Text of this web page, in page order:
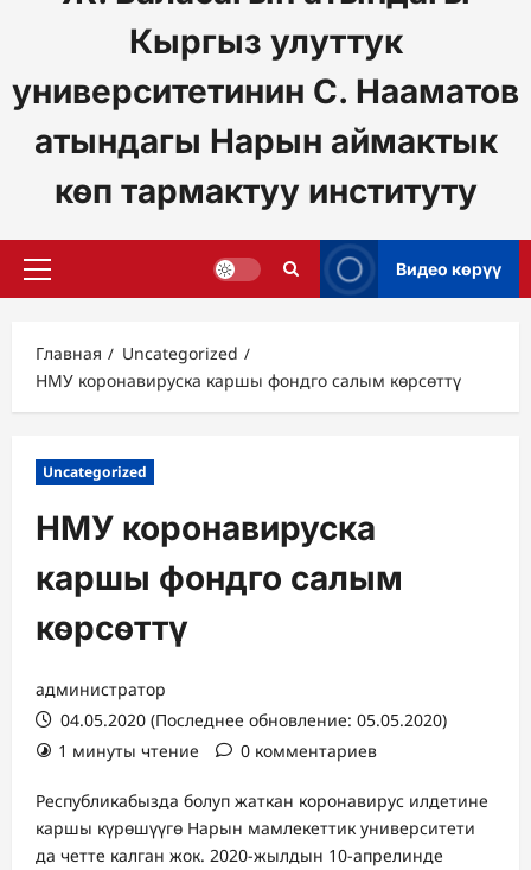
Кыргыз улуттук
университетинин С. Нааматов
атындагы Нарын аймактык
көп тармактуу институту
Основное
Видео көрүү
Главная
Uncategorized
НМУ коронавируска каршы фондго салым көрсөттү
Uncategorized
НМУ коронавируска
каршы фондго салым
көрсөттү
администратор
04.05.2020 (Последнее обновление: 05.05.2020)
1 минуты чтение
0 комментариев
Республикабызда болуп жаткан коронавирус илдетине
каршы күрөшүүгө Нарын мамлекеттик университети
да четте калган жок. 2020-жылдын 10-апрелинде